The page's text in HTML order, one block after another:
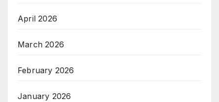
April 2026
March 2026
February 2026
January 2026